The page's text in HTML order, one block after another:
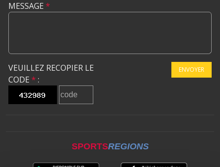
MESSAGE *
VEUILLEZ RECOPIER LE
CODE * :
ENVOYER
SPORTSREGIONS